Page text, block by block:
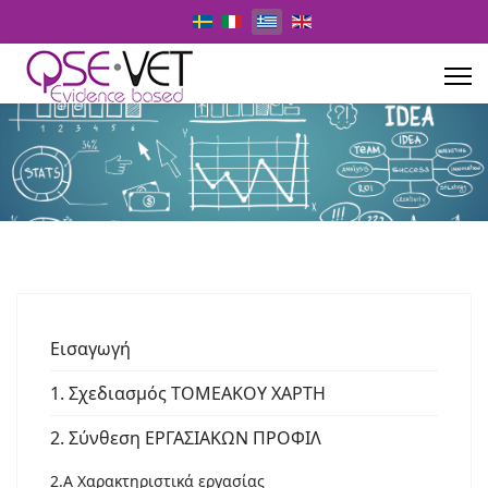
Επιλέξτε τη γλώσσα σας
Εισαγωγή
1. Σχεδιασμός ΤΟΜΕΑΚΟΥ ΧΑΡΤΗ
2. Σύνθεση ΕΡΓΑΣΙΑΚΩΝ ΠΡΟΦΙΛ
2.A Χαρακτηριστικά εργασίας